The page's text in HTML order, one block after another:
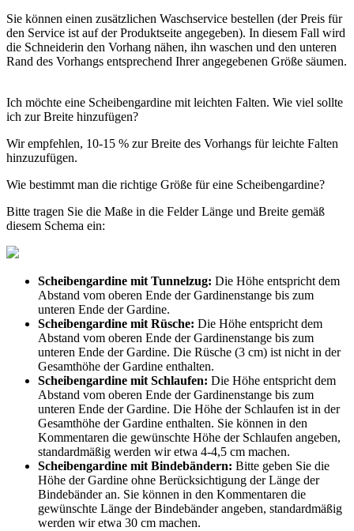
Sie können einen zusätzlichen Waschservice bestellen (der Preis für
den Service ist auf der Produktseite angegeben). In diesem Fall wird
die Schneiderin den Vorhang nähen, ihn waschen und den unteren
Rand des Vorhangs entsprechend Ihrer angegebenen Größe säumen.
Ich möchte eine Scheibengardine mit leichten Falten. Wie viel sollte
ich zur Breite hinzufügen?
Wir empfehlen, 10-15 % zur Breite des Vorhangs für leichte Falten
hinzuzufügen.
Wie bestimmt man die richtige Größe für eine Scheibengardine?
Bitte tragen Sie die Maße in die Felder Länge und Breite gemäß
diesem Schema ein:
Scheibengardine mit Tunnelzug: Die Höhe entspricht dem
Abstand vom oberen Ende der Gardinenstange bis zum
unteren Ende der Gardine.
Scheibengardine mit Rüsche: Die Höhe entspricht dem
Abstand vom oberen Ende der Gardinenstange bis zum
unteren Ende der Gardine. Die Rüsche (3 cm) ist nicht in der
Gesamthöhe der Gardine enthalten.
Scheibengardine mit Schlaufen: Die Höhe entspricht dem
Abstand vom oberen Ende der Gardinenstange bis zum
unteren Ende der Gardine. Die Höhe der Schlaufen ist in der
Gesamthöhe der Gardine enthalten. Sie können in den
Kommentaren die gewünschte Höhe der Schlaufen angeben,
standardmäßig werden wir etwa 4-4,5 cm machen.
Scheibengardine mit Bindebändern: Bitte geben Sie die
Höhe der Gardine ohne Berücksichtigung der Länge der
Bindebänder an. Sie können in den Kommentaren die
gewünschte Länge der Bindebänder angeben, standardmäßig
werden wir etwa 30 cm machen.